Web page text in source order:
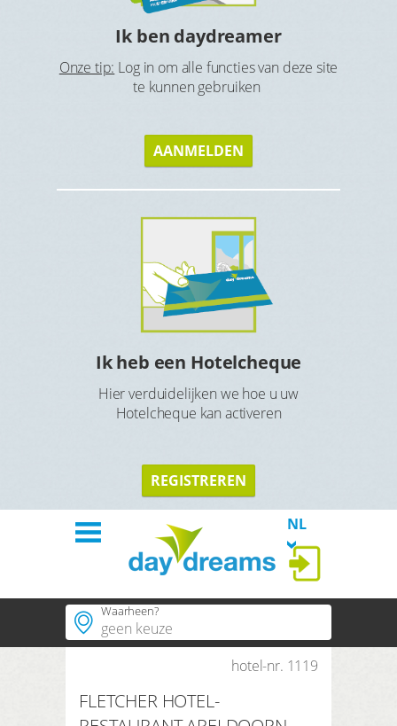
Ik ben daydreamer
Onze tip: Log in om alle functies van deze site
te kunnen gebruiken
AANMELDEN
Ik heb een Hotelcheque
Hier verduidelijken we hoe u uw
Hotelcheque kan activeren
REGISTREREN
NL
Welkom
Thema´s
Waarheen?
Populaire regios
hotel-nr. 1119
FLETCHER HOTEL-